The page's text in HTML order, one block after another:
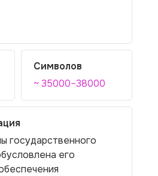
Символов
~ 35000–38000
государственного
его